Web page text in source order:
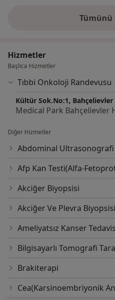
Tümünü
Hizmetler
Başlıca Hizmetler
Tıbbi Onkoloji Randevusu
Kültür Sok.No:1, Bahçelievler
Medical Park Bahçelievler
Diğer Hizmetler
Abdominal Ultrasonografi
Afp Kan Testi(Alfa-
Akciğer Biyopsisi
Akciğer Ve Plevra Biyopsisi
Ameliyatsız Kanser
Bilgisayarlı Tomografi
Brakiterapi
Cea(Karsinoembriyonik